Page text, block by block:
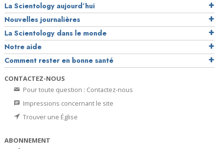
La Scientology aujourd’hui
Nouvelles journalières
La Scientology dans le monde
Notre aide
Comment rester en bonne santé
CONTACTEZ-NOUS
Pour toute question : Contactez-nous
Impressions concernant le site
Trouver une Église
ABONNEMENT